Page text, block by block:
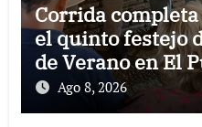
Corrida
el quinto festejo
de Verano en El
Ago 8, 2026